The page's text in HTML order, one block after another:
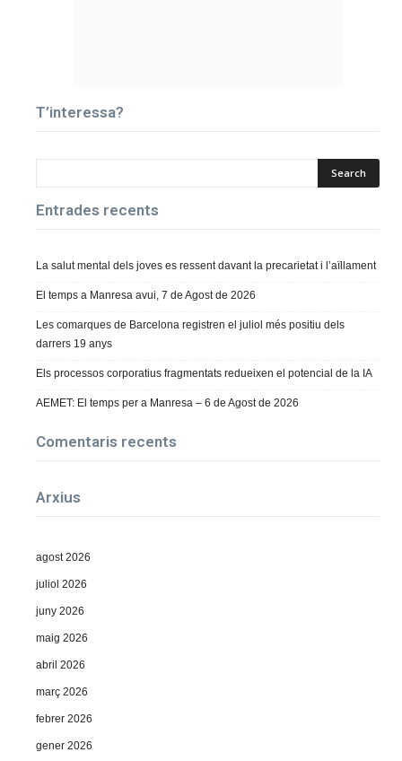
T’interessa?
Entrades recents
La salut mental dels joves es ressent davant la precarietat i l’aïllament
El temps a Manresa avui, 7 de Agost de 2026
Les comarques de Barcelona registren el juliol més positiu dels
darrers 19 anys
Els processos corporatius fragmentats redueixen el potencial de la IA
AEMET: El temps per a Manresa – 6 de Agost de 2026
Comentaris recents
Arxius
agost 2026
juliol 2026
juny 2026
maig 2026
abril 2026
març 2026
febrer 2026
gener 2026